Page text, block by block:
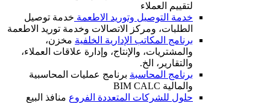
لتقييم العملاء
خدمة التوصيل وتوريد الاطعمة خدمة توصيل
الطلبات، ومركز الاتصالات وخدمة توريد الاطعمة
برنامج المكاتب الإدارية الخلفية مخزن،
والمشتريات، والإنتاج، وإدارة علاقات العملاء،
والتقارير، الخ.
برنامج المحاسبة برنامج عمليات المحاسبية
والمالية BIM CALC
حلول للشركات المتعددة الفروع منافذ البيع